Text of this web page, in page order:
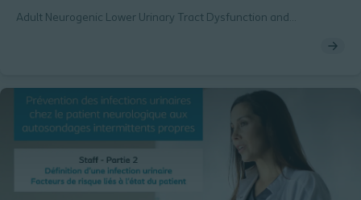
Adult Neurogenic Lower Urinary Tract Dysfunction and